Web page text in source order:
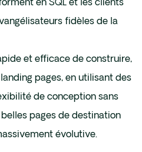
en SQL et les clients
fidèles de la
et efficace de construire,
pages, en utilisant des
de conception sans
pages de destination
évolutive.